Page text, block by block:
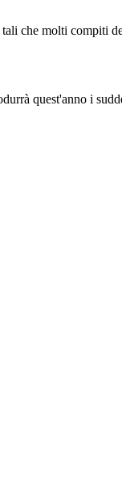
che molti compiti
quest'anno i